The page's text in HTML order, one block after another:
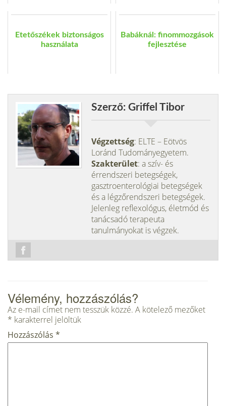
Etetőszékek biztonságos
használata
Babáknál: finommozgások
fejlesztése
Szerző: Griffel Tibor
Végzettség: ELTE – Eötvös
Loránd Tudományegyetem.
Szakterület: a szív- és
érrendszeri betegségek,
gasztroenterológiai betegségek
és a légzőrendszeri betegségek.
Jelenleg reflexológus, életmód és
tanácsadó terapeuta
tanulmányokat is végzek.
Vélemény, hozzászólás?
Az e-mail címet nem tesszük közzé. A kötelező mezőket
* karakterrel jelöltük
Hozzászólás *